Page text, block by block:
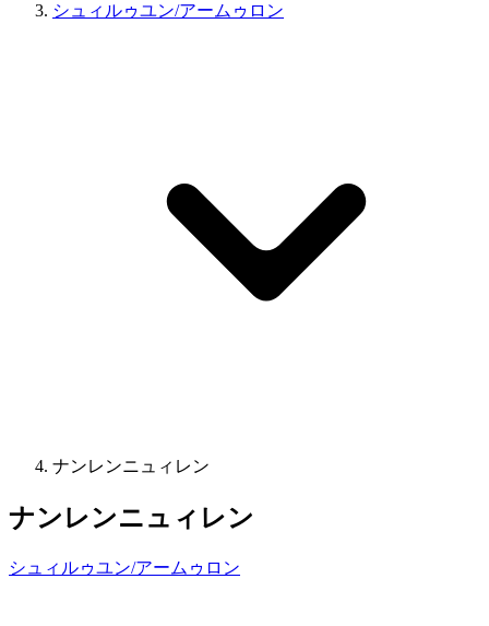
シュィルゥユン/アームゥロン
ナンレンニュィレン
ナンレンニュィレン
シュィルゥユン/アームゥロン